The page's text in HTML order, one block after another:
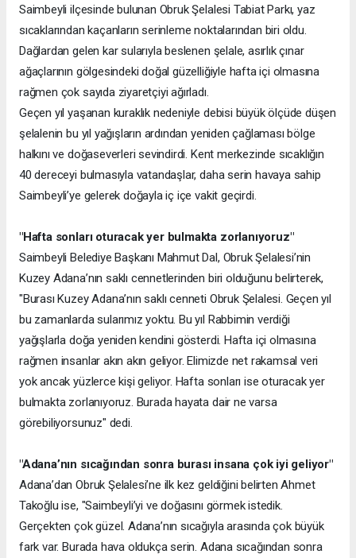
Saimbeyli ilçesinde bulunan Obruk Şelalesi Tabiat Parkı, yaz
sıcaklarından kaçanların serinleme noktalarından biri oldu.
Dağlardan gelen kar sularıyla beslenen şelale, asırlık çınar
ağaçlarının gölgesindeki doğal güzelliğiyle hafta içi olmasına
rağmen çok sayıda ziyaretçiyi ağırladı.
Geçen yıl yaşanan kuraklık nedeniyle debisi büyük ölçüde düşen
şelalenin bu yıl yağışların ardından yeniden çağlaması bölge
halkını ve doğaseverleri sevindirdi. Kent merkezinde sıcaklığın
40 dereceyi bulmasıyla vatandaşlar, daha serin havaya sahip
Saimbeyli’ye gelerek doğayla iç içe vakit geçirdi.
"Hafta sonları oturacak yer bulmakta zorlanıyoruz"
Saimbeyli Belediye Başkanı Mahmut Dal, Obruk Şelalesi’nin
Kuzey Adana’nın saklı cennetlerinden biri olduğunu belirterek,
"Burası Kuzey Adana’nın saklı cenneti Obruk Şelalesi. Geçen yıl
bu zamanlarda sularımız yoktu. Bu yıl Rabbimin verdiği
yağışlarla doğa yeniden kendini gösterdi. Hafta içi olmasına
rağmen insanlar akın akın geliyor. Elimizde net rakamsal veri
yok ancak yüzlerce kişi geliyor. Hafta sonları ise oturacak yer
bulmakta zorlanıyoruz. Burada hayata dair ne varsa
görebiliyorsunuz" dedi.
"Adana’nın sıcağından sonra burası insana çok iyi geliyor"
Adana’dan Obruk Şelalesi’ne ilk kez geldiğini belirten Ahmet
Takoğlu ise, "Saimbeyli’yi ve doğasını görmek istedik.
Gerçekten çok güzel. Adana’nın sıcağıyla arasında çok büyük
fark var. Burada hava oldukça serin. Adana sıcağından sonra